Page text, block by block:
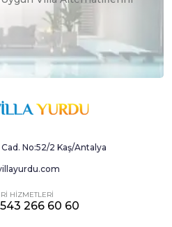
No:52/2 Kaş/Antalya
HİZMETLERİ
266 60 60